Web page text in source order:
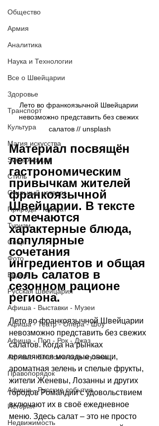
Общество
Армия
Аналитика
Наука и Технологии
Все о Швейцарии
Здоровье
Транспорт
Культура
Магия искусства
Swiss Афиша
Стиль
Стильный четверг
Природа - Климат
Туризм
Спорт
Фото
Видео
Русская Швейцария
Афиша - Выставки - Музеи
Афиша - Театр - Опера - Шоу
Афиша - Поп - Рок - Джаз
Афиша - Классическая музыка
Правопорядок
Афиша - Русские события
История
Недвижимость
Лето во франкоязычной Швейцарии
невозможно представить без свежих
салатов // unsplash
Материал посвящён
летним
гастрономическим
привычкам жителей
франкоязычной
Швейцарии. В тексте
отмечаются
характерные блюда,
популярные
сочетания
ингредиентов и общая
роль салатов в
сезонном рационе
региона.
Лето во франкоязычной Швейцарии
невозможно представить без свежих
салатов. Когда на рынках
появляются молодые овощи,
ароматная зелень и спелые фрукты,
жители Женевы, Лозанны и других
городов Романдии с удовольствием
включают их в своё ежедневное
меню. Здесь салат – это не просто